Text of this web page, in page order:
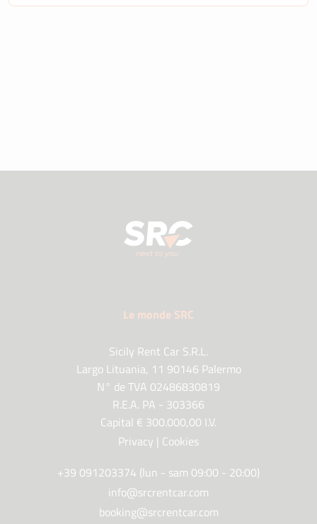
Le monde SRC
Sicily Rent Car S.R.L.
Largo Lituania, 11 90146 Palermo
N° de TVA 02486830819
R.E.A. PA - 303366
Capital € 300.000,00 I.V.
Privacy | Cookies
+39 091203374 (lun - sam 09:00 - 20:00)
info@srcrentcar.com
booking@srcrentcar.com